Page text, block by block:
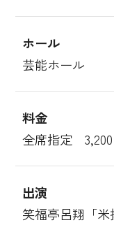
ホール
芸能ホール
料金
全席指定
出演
笑福亭呂翔「米